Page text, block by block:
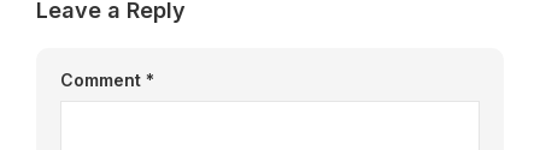
Leave a Reply
Comment *